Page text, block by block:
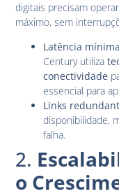
digitais precisam
máximo, sem
Latência
Century utiliza
conectividade
essencial para
Links
disponibilidade,
falha.
2.
o